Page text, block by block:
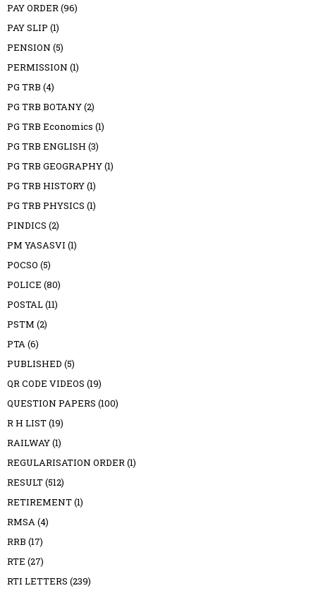
PAY ORDER(96)
PAY SLIP (1)
PENSION (5)
PERMISSION (1)
PG TRB (4)
PG TRB BOTANY(2)
PG TRB Economics (1)
PG TRB ENGLISH (3)
PG TRB GEOGRAPHY(1)
PG TRB HISTORY(1)
PG TRB PHYSICS (1)
PINDICS (2)
PM YASASVI (1)
POCSO (5)
POLICE (80)
POSTAL(11)
PSTM (2)
PTA(6)
PUBLISHED (5)
QR CODE VIDEOS (19)
QUESTION PAPERS (100)
R H LIST(19)
RAILWAY(1)
REGULARISATION ORDER(1)
RESULT(512)
RETIREMENT(1)
RMSA(4)
RRB (17)
RTE (27)
RTI LETTERS (239)